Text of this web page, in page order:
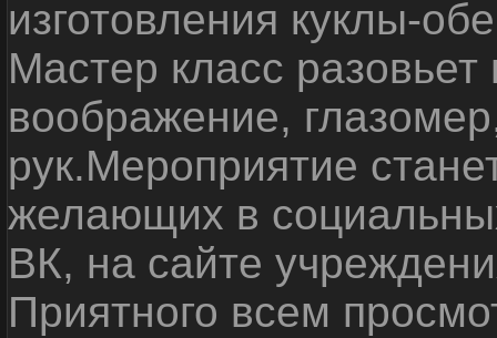
изготовления куклы-
Мастер класс
воображение,
рук.Мероприятие
желающих в
ВК, на сайте
Приятного всем